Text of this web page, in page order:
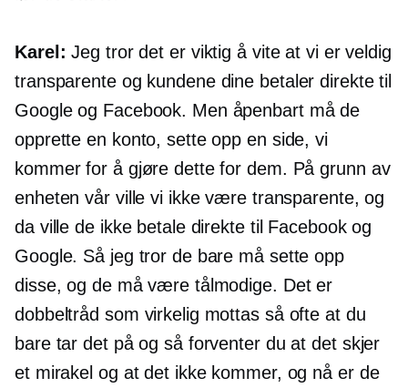
Karel: Jeg tror det er viktig å vite at vi er veldig
transparente og kundene dine betaler direkte til
Google og Facebook. Men åpenbart må de
opprette en konto, sette opp en side, vi
kommer for å gjøre dette for dem. På grunn av
enheten vår ville vi ikke være transparente, og
da ville de ikke betale direkte til Facebook og
Google. Så jeg tror de bare må sette opp
disse, og de må være tålmodige. Det er
dobbeltråd som virkelig mottas så ofte at du
bare tar det på og så forventer du at det skjer
et mirakel og at det ikke kommer, og nå er de